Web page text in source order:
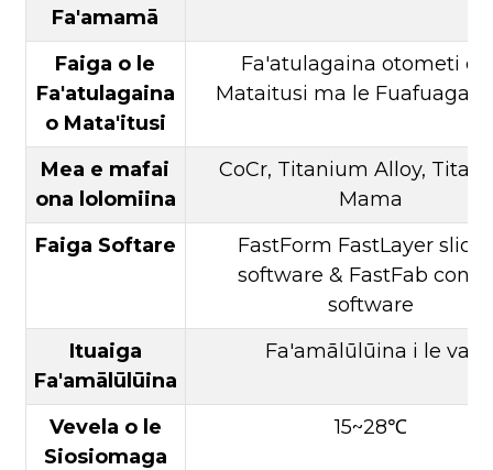
Fa'amamā
Faiga o le
Fa'atulagaina
o Mata'itusi
Fa'atulagaina otometi o
Mataitusi ma le Fuafuaga o
Mea e mafai
ona lolomiina
CoCr, Titanium Alloy,
Mama
Faiga Softare
FastForm FastLayer
software & FastFab
software
Ituaiga
Fa'amālūlūina
Fa'amālūlūina i le vai
Vevela o le
Siosiomaga
15~28℃